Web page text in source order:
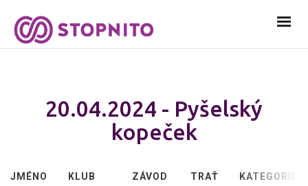
20.04.2024 - Pyšelský
kopeček
JMÉNO KLUB ZÁVOD TRAŤ KATEGORIE